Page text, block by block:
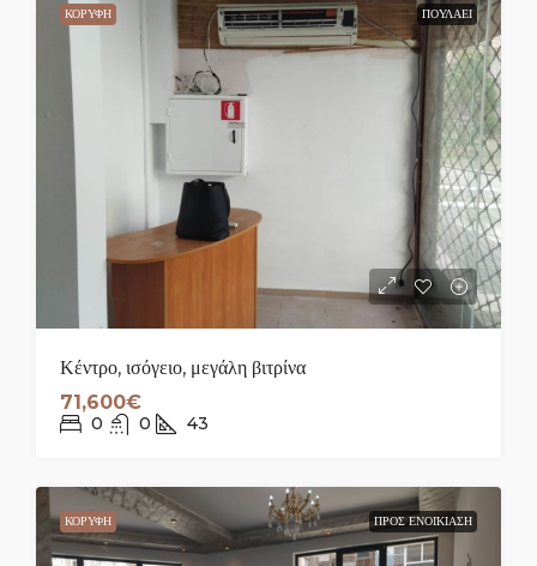
ΚΟΡΥΦΉ ΠΟΥΛΆΕΙ
Κέντρο, ισόγειο, μεγάλη βιτρίνα
71,600€
0 0 43
ΚΟΡΥΦΉ ΠΡΟΣ ΕΝΟΙΚΊΑΣΗ